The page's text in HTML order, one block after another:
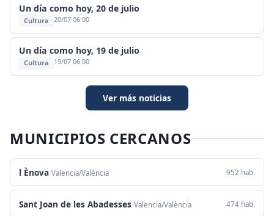
Un día como hoy, 20 de julio
Cultura 20/07 06:00
Un día como hoy, 19 de julio
Cultura 19/07 06:00
Ver más noticias
MUNICIPIOS CERCANOS
l Ènova Valencia/València 952 hab.
Sant Joan de les Abadesses Valencia/València 474 hab.